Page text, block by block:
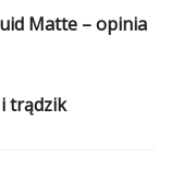
Matte – opinia
trądzik